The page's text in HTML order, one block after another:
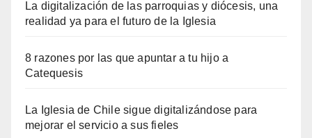
La digitalización de las parroquias y diócesis, una
realidad ya para el futuro de la Iglesia
8 razones por las que apuntar a tu hijo a
Catequesis
La Iglesia de Chile sigue digitalizándose para
mejorar el servicio a sus fieles